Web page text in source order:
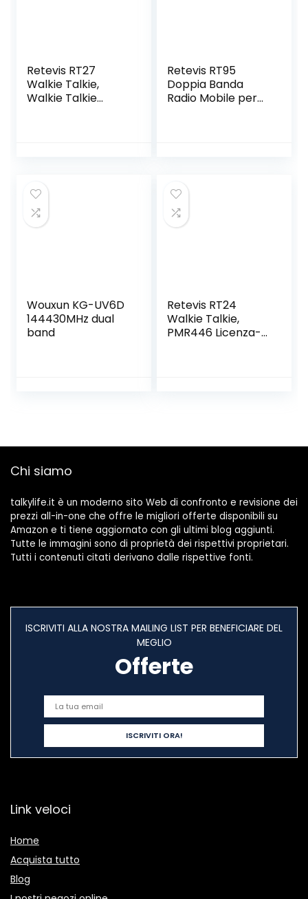
Retevis RT27
Walkie Talkie,
Walkie Talkie
Ricetrasmittenti
per Cantiere,
Magazzino,
Retevis RT95
Doppia Banda
Radio Mobile per
e Microfono,
Baracchino Auto
(Nero 1
Wouxun KG-UV6D
144430MHz dual
band
Retevis RT24
Walkie Talkie,
PMR446 Licenza-
Supermercati,
Chi siamo
talkylife.it è un moderno sito Web di confronto e revisione dei
prezzi all-in-one che offre le migliori offerte disponibili su
Amazon e ti tiene aggiornato con gli ultimi blog aggiunti.
Tutte le immagini sono di proprietà dei rispettivi proprietari.
Tutti i contenuti citati derivano dalle rispettive fonti.
ISCRIVITI ALLA NOSTRA MAILING LIST PER BENEFICIARE DEL
MEGLIO
Offerte
Link veloci
Home
Acquista tutto
Blog